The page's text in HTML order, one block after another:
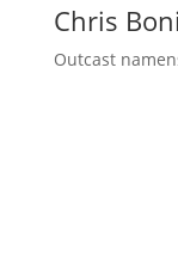
Chris
Outcast